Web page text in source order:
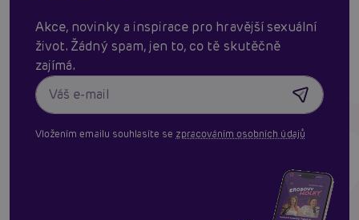
Akce, novinky a inspirace pro hravější sexuální
život. Žádný spam, jen to, co tě skutěčně
zajímá.
Vložením emailu souhlasíte se zpracováním osobních údajů